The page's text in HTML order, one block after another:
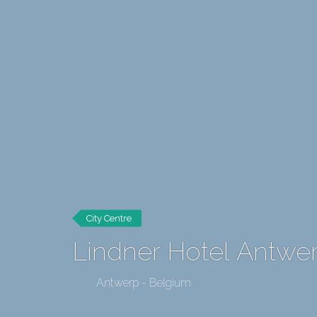
City Centre
Lindner Hotel
Antwerp - Belgium